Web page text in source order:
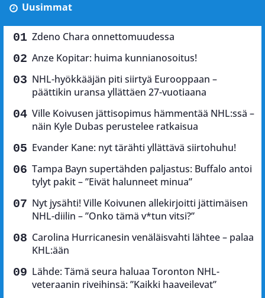
Uusimmat
Zdeno Chara onnettomuudessa
Anze Kopitar: huima kunnianosoitus!
NHL-hyökkääjän piti siirtyä Eurooppaan –
päättikin uransa yllättäen 27-vuotiaana
Ville Koivusen jättisopimus hämmentää NHL:ssä –
näin Kyle Dubas perustelee ratkaisua
Evander Kane: nyt tärähti yllättävä siirtohuhu!
Tampa Bayn supertähden paljastus: Buffalo antoi
tylyt pakit – ”Eivät halunneet minua”
Nyt jysähti! Ville Koivunen allekirjoitti jättimäisen
NHL-diilin – ”Onko tämä v*tun vitsi?”
Carolina Hurricanesin venäläisvahti lähtee – palaa
KHL:ään
Lähde: Tämä seura haluaa Toronton NHL-
veteraanin riveihinsä: ”Kaikki haaveilevat”